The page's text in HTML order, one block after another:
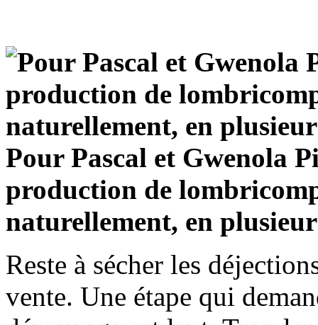
Pour Pascal et Gwenola
production de
naturellement, en
Reste à sécher les
vente. Une étape qui